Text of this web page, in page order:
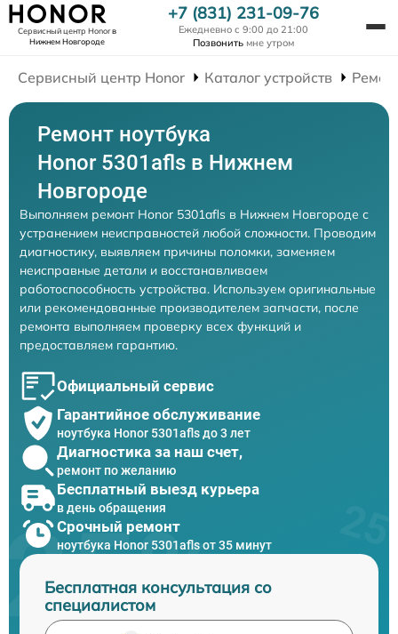
Сервисный центр Honorв
Нижнем Новгороде
+7 (831) 231-09-76
Ежедневно с 9:00 до 21:00
Позвонить мне утром
Сервисный центр Honor Каталог устройств
Ремонт ноутбука
Honor 5301afls в Нижнем
Новгороде
Выполняем ремонт Honor 5301afls в Нижнем Новгороде с
устранением неисправностей любой сложности. Проводим
диагностику, выявляем причины поломки, заменяем
неисправные детали и восстанавливаем
работоспособность устройства. Используем оригинальные
или рекомендованные производителем запчасти, после
ремонта выполняем проверку всех функций и
предоставляем гарантию.
Официальный сервис
Гарантийное обслуживание
ноутбука Honor 5301afls до 3 лет
Диагностика за наш счет,
ремонт по желанию
Бесплатный выезд курьера
в день обращения
Срочный ремонт
ноутбука Honor 5301afls от 35 минут
Бесплатная консультация со
специалистом